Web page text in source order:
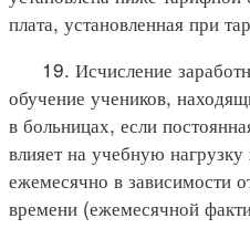
плата, установленная при
19. Исчисление
обучение учеников,
в больницах, если
влияет на учебную
ежемесячно в зависимости
времени (ежемесячной